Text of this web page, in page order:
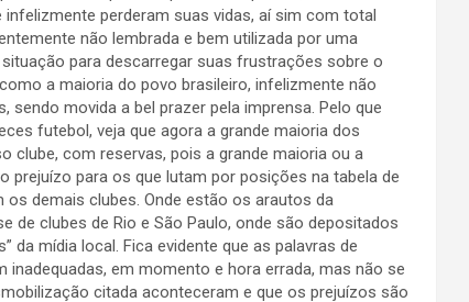
perderam suas vidas, aí sim com total
não lembrada e bem utilizada por uma
para descarregar suas frustrações sobre o
a maioria do povo brasileiro, infelizmente não
movida a bel prazer pela imprensa. Pelo que
futebol, veja que agora a grande maioria dos
clube, com reservas, pois a grande maioria ou a
para os que lutam por posições na tabela de
demais clubes. Onde estão os arautos da
de clubes de Rio e São Paulo, onde são depositados
da mídia local. Fica evidente que as palavras de
em momento e hora errada, mas não se
citada aconteceram e que os prejuízos são